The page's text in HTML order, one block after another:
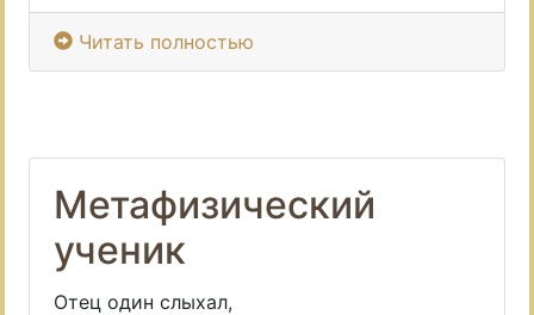
Читать полностью
Метафизический
ученик
Отец один слыхал,